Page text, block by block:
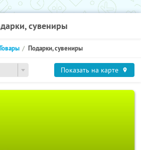
сувениры
Подарки, сувениры
Показать на карте